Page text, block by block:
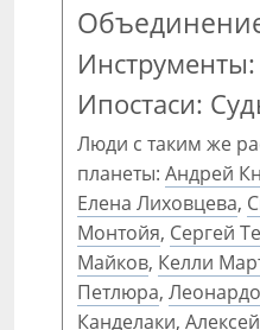
Ипостаси:
Люди с таким же
планеты: Андрей
Елена Лиховцева,
Монтойя, Сергей
Майков, Келли
Петлюра,
Канделаки,